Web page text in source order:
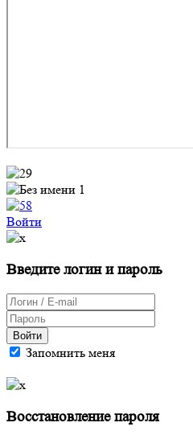
Войти
Введите логин и пароль
Войти
Запомнить меня
Восстановление пароля